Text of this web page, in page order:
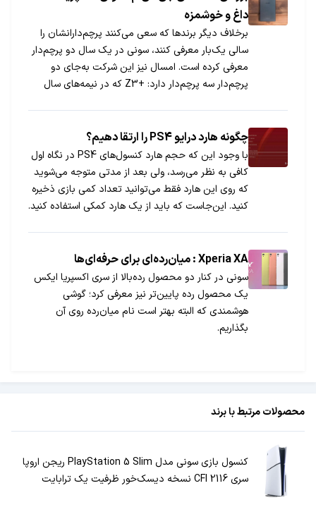
داغ و خوشمزه
برخلاف دیگر برندها که سعی می‌کنند پرچم‌دارانشان را
سالی یک‌بار معرفی کنند، سونی در یک سال دو پرچم‌دار
معرفی کرده است. امسال نیز این شرکت به‌جای دو
پرچم‌دار سه پرچم‌دار دارد: +Z3 که در نیمه‌های سال
چگونه هارد درایو PS4 را ارتقا دهیم؟
با وجود این که حجم هارد کنسول‌های PS4 در نگاه اول
کافی به نظر می‌رسد، ولی بعد از مدتی متوجه می‌شوید
که روی این هارد فقط می‌توانید تعداد کمی بازی ذخیره
کنید. این‌جاست که باید از یک هارد کمکی استفاده کنید.
Xperia XA : میان‌رده‌ای برای حرفه‌ای‌ها
سونی در کنار دو محصول رده‌بالا از سری اکسپریا ایکس
یک محصول رده پایین‌تر نیز معرفی کرد؛ گوشی
هوشمندی که البته بهتر است نام میان‌رده روی آن
بگذاریم.
محصولات مرتبط با برند
کنسول بازی سونی مدل PlayStation 5 Slim ریجن اروپا
سری CFI 2116 نسخه دیسک‌خور ظرفیت یک ترابایت